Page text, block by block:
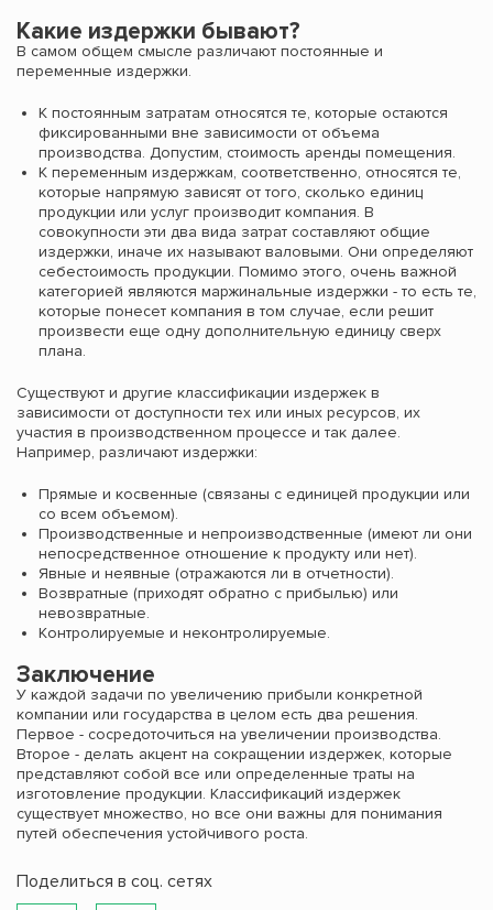
Какие издержки бывают?
В самом общем смысле различают постоянные и
переменные издержки.
К постоянным затратам относятся те, которые остаются
фиксированными вне зависимости от объема
производства. Допустим, стоимость аренды помещения.
К переменным издержкам, соответственно, относятся те,
которые напрямую зависят от того, сколько единиц
продукции или услуг производит компания. В
совокупности эти два вида затрат составляют общие
издержки, иначе их называют валовыми. Они определяют
себестоимость продукции. Помимо этого, очень важной
категорией являются маржинальные издержки - то есть те,
которые понесет компания в том случае, если решит
произвести еще одну дополнительную единицу сверх
плана.
Существуют и другие классификации издержек в
зависимости от доступности тех или иных ресурсов, их
участия в производственном процессе и так далее.
Например, различают издержки:
Прямые и косвенные (связаны с единицей продукции или
со всем объемом).
Производственные и непроизводственные (имеют ли они
непосредственное отношение к продукту или нет).
Явные и неявные (отражаются ли в отчетности).
Возвратные (приходят обратно с прибылью) или
невозвратные.
Контролируемые и неконтролируемые.
Заключение
У каждой задачи по увеличению прибыли конкретной
компании или государства в целом есть два решения.
Первое - сосредоточиться на увеличении производства.
Второе - делать акцент на сокращении издержек, которые
представляют собой все или определенные траты на
изготовление продукции. Классификаций издержек
существует множество, но все они важны для понимания
путей обеспечения устойчивого роста.
Поделиться в соц. сетях